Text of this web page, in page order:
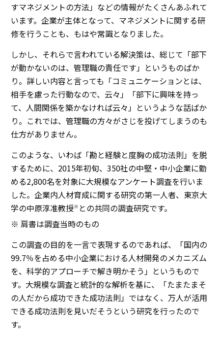
すマネジメントの方法」などの情報がたくさんあふれて
います。企業が主体となって、マネジメントに関する研
修を行うことも、もはや常識となりました。
しかし、それらで言われている解決策は、総じて「部下
が動かないのは、管理職の責任です」というものばか
り。詳しい内容と言っても「コミュニケーションとは、
相手を慮った行動なので、云々」「部下に興味を持っ
て、人間関係を築かなければ云々」というような話ばか
り。これでは、管理職の方々がさじを投げてしまうのも
仕方がありません。
このような、いわば「勘と経験と度胸の成功法則」を脱
するために、2015年初旬、350社の中堅・中小企業に勤
める2,800名を対象に大規模なアンケート調査を行いま
した。企業内人材育成に関する研究の第一人者、東京大
学の中原淳准教授※ との共同の調査研究です。
※ 肩書は調査当時のもの
この調査の目的を一言で表現するのであれば、「国内の
99.7％を占める中小企業における人材開発のメカニズム
を、科学的アプローチで解き明かそう」というもので
す。大規模な調査と統計的な解析を基に、「たまたまそ
の人だから成功できた成功法則」ではなく、万人が活用
できる成功法則を見いだそうという研究を行ったので
す。